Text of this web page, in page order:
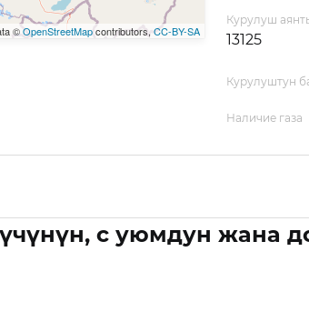
©OpenStreetMapcontributors, CC-BY-SA
Курулуш
13125
Курулуштун
Наличие газа
с уюмдун жана